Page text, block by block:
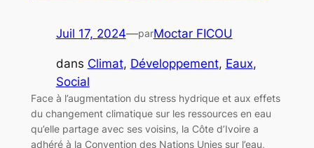
Juil 17, 2024—parMoctar FICOU
dans Climat, Développement, Eaux
Social
Face à l’augmentation du stress hydrique et aux effets
du changement climatique sur les ressources en eau
qu’elle partage avec ses voisins, la Côte d’Ivoire a
adhéré à la Convention des Nations Unies sur l’eau,